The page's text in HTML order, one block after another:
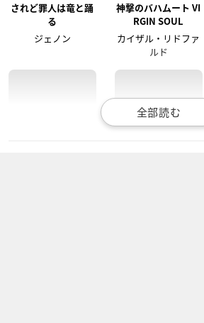
されど罪人は竜と踊
る
ジェノン
神撃のバハムート VI
RGIN SOUL
カイザル・リドファ
ルド